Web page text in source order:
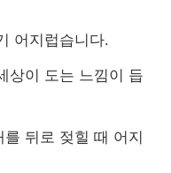
어지럽습니다.
상이 도는 느낌이 듭
뒤로 젖힐 때 어지